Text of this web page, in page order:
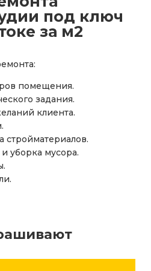
под ключ
за м2
помещения.
задания.
клиента.
стройматериалов.
уборка мусора.